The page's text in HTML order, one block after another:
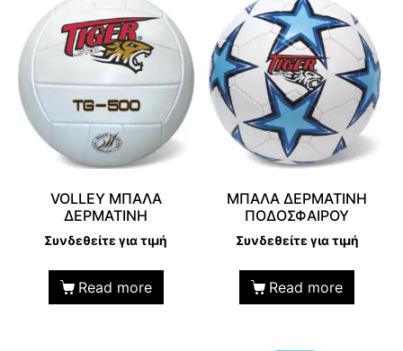
VOLLEY MΠΑΛΑ
ΔΕΡΜΑΤΙΝΗ
Συνδεθείτε για τιμή
Read more
ΜΠΑΛΑ ΔΕΡΜΑΤΙΝΗ
ΠΟΔΟΣΦΑΙΡΟΥ
Συνδεθείτε για τιμή
Read more